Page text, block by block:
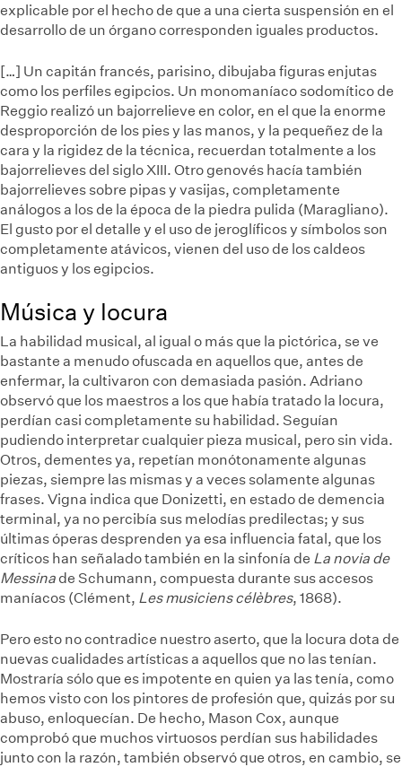
explicable por el hecho de que a una cierta suspensión en el
desarrollo de un órgano corresponden iguales productos.
[…] Un capitán francés, parisino, dibujaba figuras enjutas
como los perfiles egipcios. Un monomaníaco sodomítico de
Reggio realizó un bajorrelieve en color, en el que la enorme
desproporción de los pies y las manos, y la pequeñez de la
cara y la rigidez de la técnica, recuerdan totalmente a los
bajorrelieves del siglo XIII. Otro genovés hacía también
bajorrelieves sobre pipas y vasijas, completamente
análogos a los de la época de la piedra pulida (Maragliano).
El gusto por el detalle y el uso de jeroglíficos y símbolos son
completamente atávicos, vienen del uso de los caldeos
antiguos y los egipcios.
Música y locura
La habilidad musical, al igual o más que la pictórica, se ve
bastante a menudo ofuscada en aquellos que, antes de
enfermar, la cultivaron con demasiada pasión. Adriano
observó que los maestros a los que había tratado la locura,
perdían casi completamente su habilidad. Seguían
pudiendo interpretar cualquier pieza musical, pero sin vida.
Otros, dementes ya, repetían monótonamente algunas
piezas, siempre las mismas y a veces solamente algunas
frases. Vigna indica que Donizetti, en estado de demencia
terminal, ya no percibía sus melodías predilectas; y sus
últimas óperas desprenden ya esa influencia fatal, que los
críticos han señalado también en la sinfonía de La novia de
Messina de Schumann, compuesta durante sus accesos
maníacos (Clément, Les musiciens célèbres, 1868).
Pero esto no contradice nuestro aserto, que la locura dota de
nuevas cualidades artísticas a aquellos que no las tenían.
Mostraría sólo que es impotente en quien ya las tenía, como
hemos visto con los pintores de profesión que, quizás por su
abuso, enloquecían. De hecho, Mason Cox, aunque
comprobó que muchos virtuosos perdían sus habilidades
junto con la razón, también observó que otros, en cambio, se